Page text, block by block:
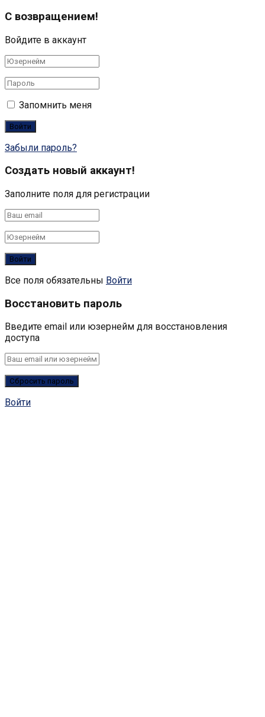
С возвращением!
Войдите в аккаунт
Запомнить меня
Забыли пароль?
Создать новый аккаунт!
Заполните поля для регистрации
Все поля обязательны Войти
Восстановить пароль
Введите email или юзернейм для восстановления
доступа
Войти